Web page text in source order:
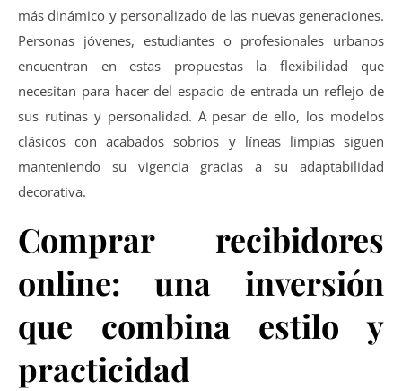
más dinámico y personalizado de las nuevas generaciones.
Personas jóvenes, estudiantes o profesionales urbanos
encuentran en estas propuestas la flexibilidad que
necesitan para hacer del espacio de entrada un reflejo de
sus rutinas y personalidad. A pesar de ello, los modelos
clásicos con acabados sobrios y líneas limpias siguen
manteniendo su vigencia gracias a su adaptabilidad
decorativa.
Comprar recibidores
online: una inversión
que combina estilo y
practicidad